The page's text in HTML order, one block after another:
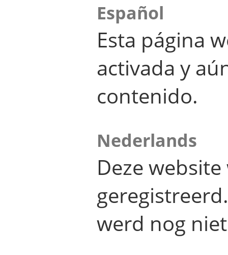
Español
Esta página
activada y
contenido.
Nederlands
Deze
werd nog